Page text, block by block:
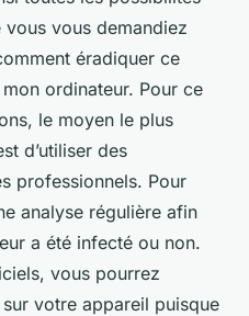
vous vous demandiez
éradiquer ce
ordinateur. Pour ce
le moyen le plus
d’utiliser des
professionnels. Pour
analyse régulière afin
a été infecté ou non.
vous pourrez
votre appareil puisque